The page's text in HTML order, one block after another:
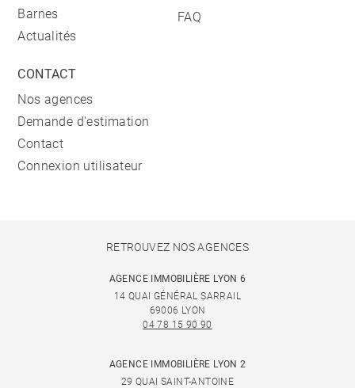
Barnes
Actualités
FAQ
CONTACT
Nos agences
Demande d'estimation
Contact
Connexion utilisateur
RETROUVEZ NOS AGENCES
AGENCE IMMOBILIÈRE LYON 6
14 QUAI GÉNÉRAL SARRAIL
69006 LYON
04 78 15 90 90
AGENCE IMMOBILIÈRE LYON 2
29 QUAI SAINT-ANTOINE